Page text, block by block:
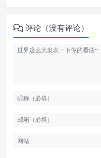
评论（没有评论）